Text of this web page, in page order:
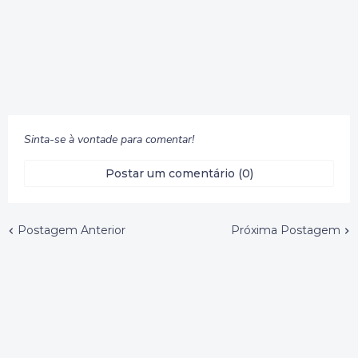
Sinta-se à vontade para comentar!
Postar um comentário (0)
Postagem Anterior Próxima Postagem